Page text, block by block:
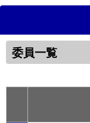
委員一覧